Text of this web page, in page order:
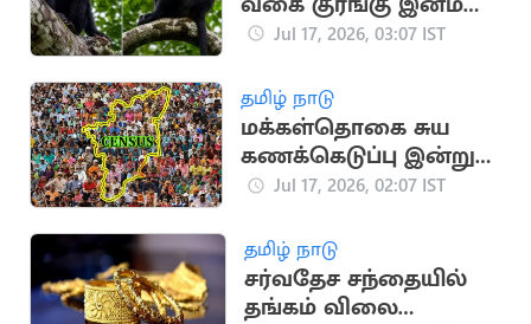
கண்டுபிடுப்பு
Jul 17, 2026, 03:07 IST
தமிழ் நாடு
மக்கள்தொகை சுய
கணக்கெடுப்பு இன்று
முதல் தொடக்கம்
Jul 17, 2026, 02:07 IST
தமிழ் நாடு
சர்வதேச சந்தையில்
தங்கம் விலை